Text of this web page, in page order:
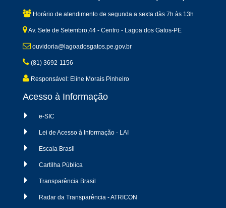
Horário de atendimento de segunda a sexta dàs 7h às 13h
Av. Sete de Setembro,44 - Centro - Lagoa dos Gatos-PE
ouvidoria@lagoadosgatos.pe.gov.br
(81) 3692-1156
Responsável: Eline Morais Pinheiro
Acesso à Informação
e-SIC
Lei de Acesso à Informação - LAI
Escala Brasil
Cartilha Pública
Transparência Brasil
Radar da Transparência - ATRICON